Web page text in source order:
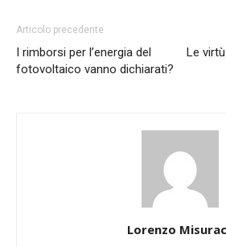
Articolo precedente
I rimborsi per l’energia del
fotovoltaico vanno dichiarati?
Le
Lorenzo